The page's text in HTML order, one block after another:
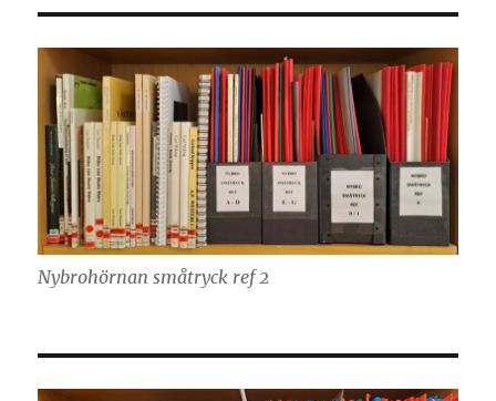
Nybrohörnan småtryck ref 2